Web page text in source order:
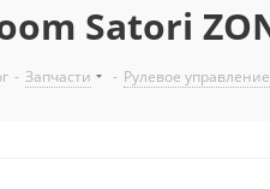
Satori
- Запчасти - Рулевое управление